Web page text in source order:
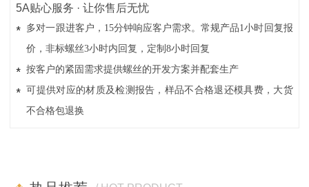
5A贴心服务 · 让你售后无忧
多对一跟进客户，15分钟响应客户需求。常规产品1小时回复报
价，非标螺丝3小时内回复，定制8小时回复
按客户的紧固需求提供螺丝的开发方案并配套生产
可提供对应的材质及检测报告，样品不合格退还模具费，大货
不合格包退换